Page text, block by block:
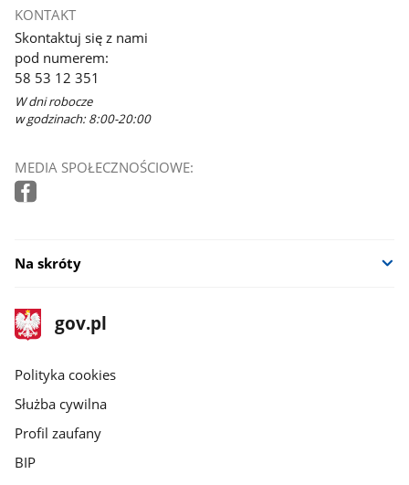
KONTAKT
Skontaktuj się z nami
pod numerem:
58 53 12 351
W dni robocze
w godzinach: 8:00-20:00
MEDIA SPOŁECZNOŚCIOWE:
Na skróty
stopka
gov.pl
Strona
gov.pl
gov.pl
Polityka cookies
Służba cywilna
Profil zaufany
BIP